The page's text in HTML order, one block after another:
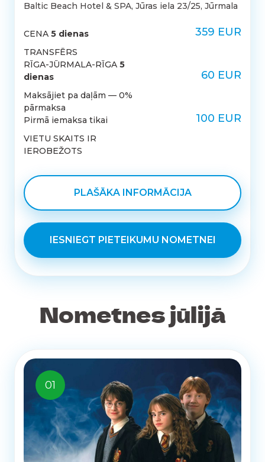
Baltic Beach Hotel & SPA, Jūras iela 23/25, Jūrmala
CENA 5 dienas 359 EUR
TRANSFĒRS
RĪGA-JŪRMALA-RĪGA 5
dienas
60 EUR
Maksājiet pa daļām — 0%
pārmaksa
Pirmā iemaksa tikai
100 EUR
VIETU SKAITS IR
IEROBEŽOTS
PLAŠĀKA INFORMĀCIJA
IESNIEGT PIETEIKUMU NOMETNEI
Nometnes jūlijā
01